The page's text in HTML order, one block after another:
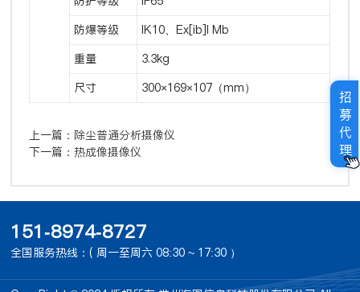
防爆等级 IK10、Ex[ib]I Mb
重量 3.3kg
尺寸 300×169×107（mm）
上一篇： 除尘普通分析摄像仪
下一篇：热成像摄像仪
151-8974-8727
全国服务热线：( 周一至周六 08:30 ~ 17:30 ）
招
募
代
理